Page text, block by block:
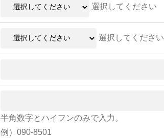
選択してください
選択してください
半角数字とハイフンのみで入力。
例）090-8501